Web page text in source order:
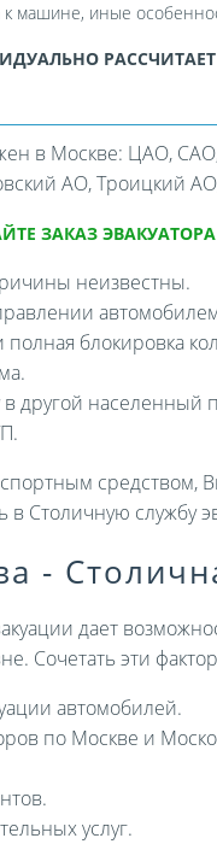
к машине, иные
в Москве: ЦАО,
АО, Троицкий АО,
ЗАКАЗ
неизвестны.
блокировка
другой населенный
средством,
Столичную службу
-
дает
Сочетать эти
автомобилей.
по Москве и
услуг.